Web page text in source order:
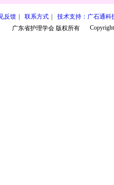
反馈 联系方式
技术支持：广石通科
广东省护理学会 版权所有